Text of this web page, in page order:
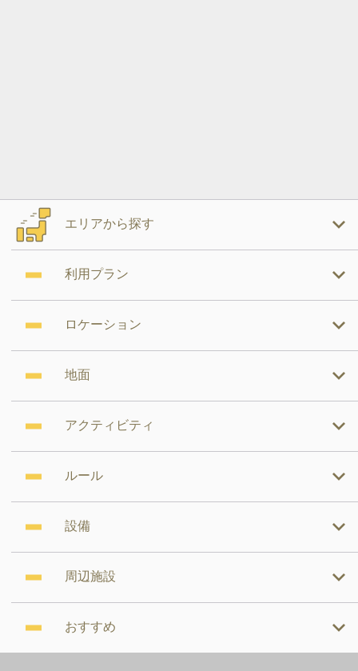
エリアから探す
利用プラン
ロケーション
地面
アクティビティ
ルール
設備
周辺施設
おすすめ